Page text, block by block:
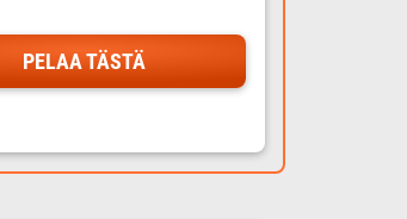
PELAA TÄSTÄ